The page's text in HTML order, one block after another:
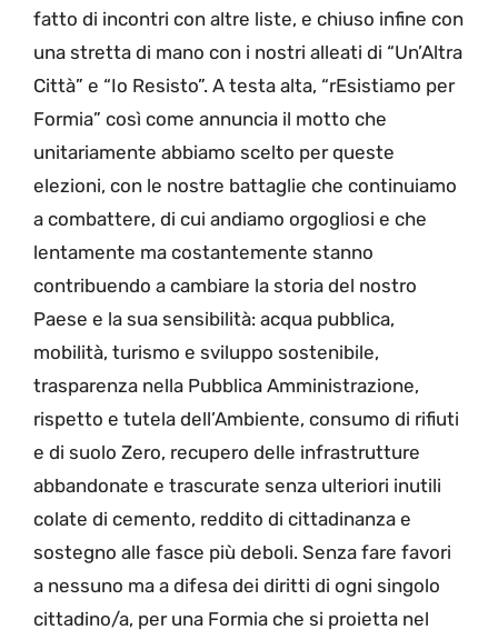
fatto di incontri con altre liste, e chiuso infine con
una stretta di mano con i nostri alleati di “Un’Altra
Città” e “Io Resisto”. A testa alta, “rEsistiamo per
Formia” così come annuncia il motto che
unitariamente abbiamo scelto per queste
elezioni, con le nostre battaglie che continuiamo
a combattere, di cui andiamo orgogliosi e che
lentamente ma costantemente stanno
contribuendo a cambiare la storia del nostro
Paese e la sua sensibilità: acqua pubblica,
mobilità, turismo e sviluppo sostenibile,
trasparenza nella Pubblica Amministrazione,
rispetto e tutela dell’Ambiente, consumo di rifiuti
e di suolo Zero, recupero delle infrastrutture
abbandonate e trascurate senza ulteriori inutili
colate di cemento, reddito di cittadinanza e
sostegno alle fasce più deboli. Senza fare favori
a nessuno ma a difesa dei diritti di ogni singolo
cittadino/a, per una Formia che si proietta nel